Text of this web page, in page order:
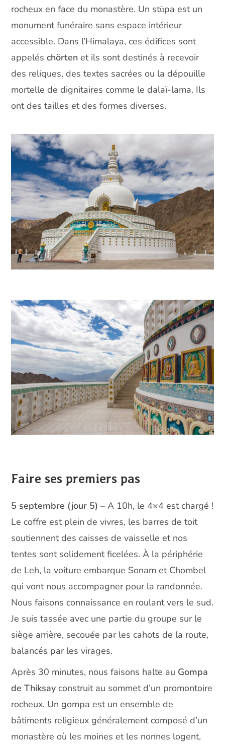
rocheux en face du monastère. Un stūpa est un
monument funéraire sans espace intérieur
accessible. Dans l’Himalaya, ces édifices sont
appeléschörtenet ils sont destinés à recevoir
des reliques, des textes sacrées ou la dépouille
mortelle de dignitaires comme le dalaï-lama. Ils
ont des tailles et des formes diverses.
Faire ses premiers pas
5 septembre (jour 5) – A 10h, le 4×4 est chargé !
Le coffre est plein de vivres, les barres de toit
soutiennent des caisses de vaisselle et nos
tentes sont solidement ficelées. À la périphérie
de Leh, la voiture embarque Sonam et Chombel
qui vont nous accompagner pour la randonnée.
Nous faisons connaissance en roulant vers le sud.
Je suis tassée avec une partie du groupe sur le
siège arrière, secouée par les cahots de la route,
balancés par les virages.
Après 30 minutes, nous faisons halte au Gompa
de Thiksayconstruit au sommet d’un promontoire
rocheux. Un gompa est un ensemble de
bâtiments religieux généralement composé d’un
monastère où les moines et les nonnes logent,